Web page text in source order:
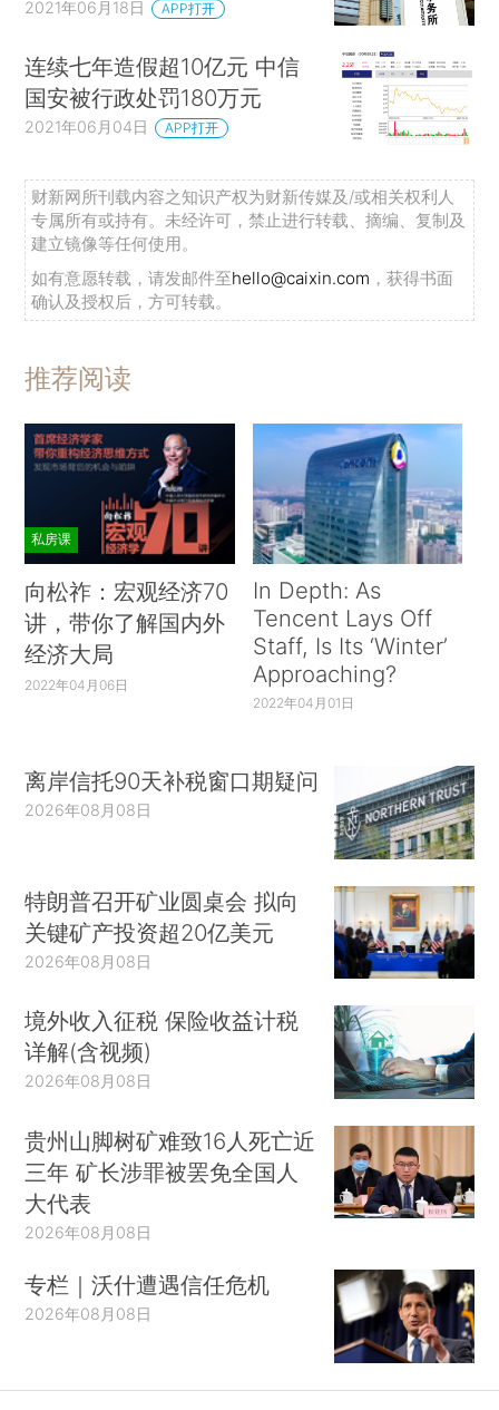
2021年06月18日 APP打开
连续七年造假超10亿元 中信
国安被行政处罚180万元
2021年06月04日 APP打开
财新网所刊载内容之知识产权为财新传媒及/或相关权利人
专属所有或持有。未经许可，禁止进行转载、摘编、复制及
建立镜像等任何使用。
如有意愿转载，请发邮件至hello@caixin.com ，获得书面
确认及授权后，方可转载。
推荐阅读
私房课
向松祚：宏观经济70
讲，带你了解国内外
经济大局
2022年04月06日
In Depth: As
Tencent Lays Off
Staff, Is Its ‘Winter’
Approaching?
2022年04月01日
离岸信托90天补税窗口期疑问
2026年08月08日
特朗普召开矿业圆桌会 拟向
关键矿产投资超20亿美元
2026年08月08日
境外收入征税 保险收益计税
详解(含视频)
2026年08月08日
贵州山脚树矿难致16人死亡近
三年 矿长涉罪被罢免全国人
大代表
2026年08月08日
专栏｜沃什遭遇信任危机
2026年08月08日